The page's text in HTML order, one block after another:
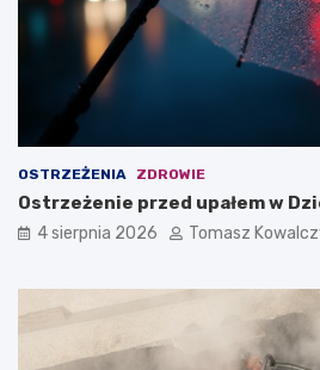
OSTRZEŻENIA ZDROWIE
Ostrzeżenie przed upałem w
4 sierpnia 2026 Tomasz